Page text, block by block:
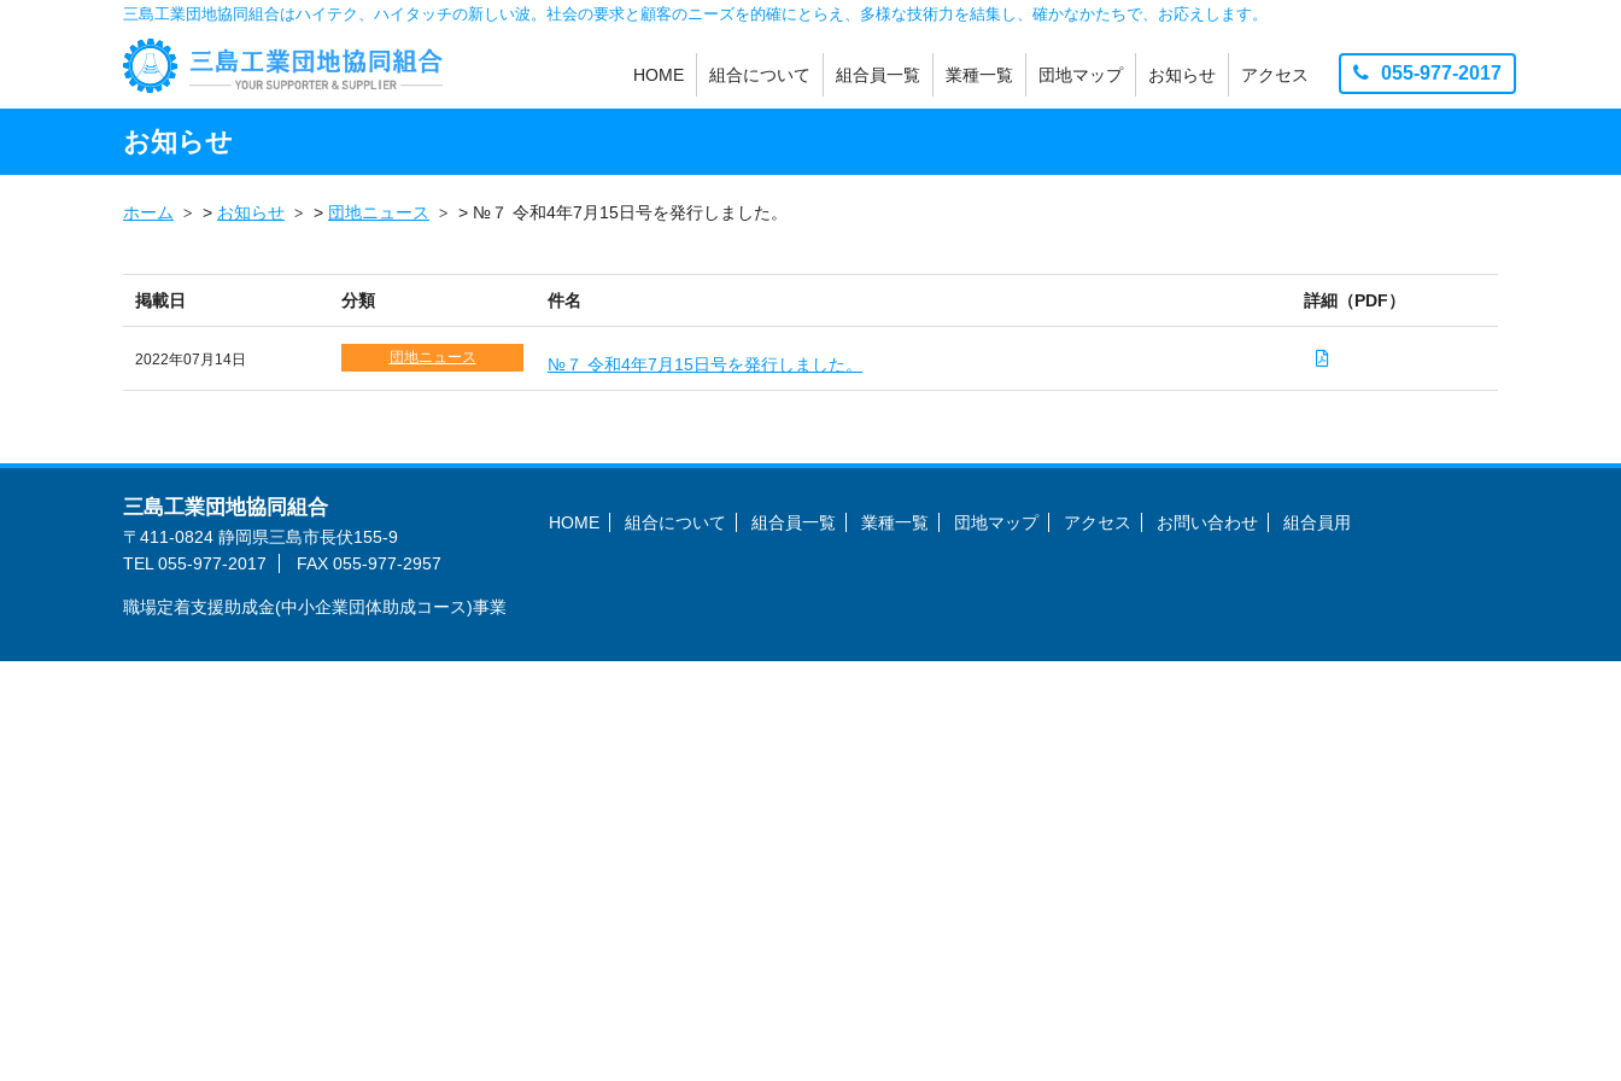
三島工業団地協同組合はハイテク、ハイタッチの新しい波。社会の要求と顧客のニーズを的確にとらえ、多様な技術力を結集し、確かなかたちで、お応えします。
055-977-2017
HOME 組合について 組合員一覧 業種一覧 団地マップ お知らせ アクセス
お知らせ
ホーム > お知らせ > 団地ニュース > №７ 令和4年7月15日号を発行しました。
掲載日 分類 件名 詳細（PDF）
2022年07月14日 団地ニュース №７ 令和4年7月15日号を発行しました。
三島工業団地協同組合
〒411-0824 静岡県三島市長伏155-9
TEL 055-977-2017
FAX 055-977-2957
職場定着支援助成金(中小企業団体助成コース)事業
HOME 組合について 組合員一覧 業種一覧 団地マップ アクセス お問い合わせ 組合員用